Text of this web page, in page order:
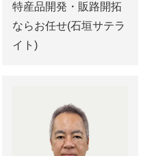
特産品開発・販路開拓
ならお任せ(石垣サテラ
イト)